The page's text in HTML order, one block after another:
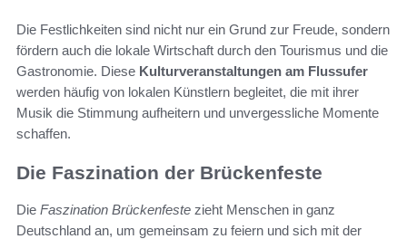
Die Festlichkeiten sind nicht nur ein Grund zur Freude, sondern
fördern auch die lokale Wirtschaft durch den Tourismus und die
Gastronomie. Diese Kulturveranstaltungen am Flussufer
werden häufig von lokalen Künstlern begleitet, die mit ihrer
Musik die Stimmung aufheitern und unvergessliche Momente
schaffen.
Die Faszination der Brückenfeste
Die Faszination Brückenfeste zieht Menschen in ganz
Deutschland an, um gemeinsam zu feiern und sich mit der